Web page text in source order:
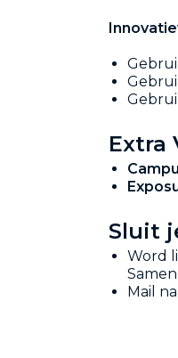
Extra
Sluit
Word
Mail